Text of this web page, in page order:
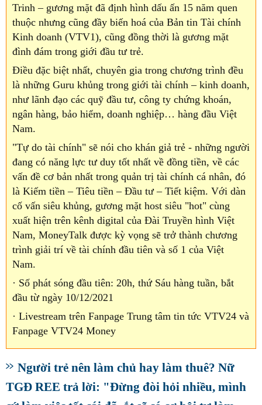
Trinh – gương mặt đã định hình dấu ấn 15 năm quen
thuộc nhưng cũng đầy biến hoá của Bản tin Tài chính
Kinh doanh (VTV1), cũng đồng thời là gương mặt
đình đám trong giới đầu tư trẻ.
Điều đặc biệt nhất, chuyên gia trong chương trình đều
là những Guru khủng trong giới tài chính – kinh doanh,
như lãnh đạo các quỹ đầu tư, công ty chứng khoán,
ngân hàng, bảo hiểm, doanh nghiệp… hàng đầu Việt
Nam.
"Tự do tài chính" sẽ nói cho khán giả trẻ - những người
đang có năng lực tư duy tốt nhất về đồng tiền, về các
vấn đề cơ bản nhất trong quản trị tài chính cá nhân, đó
là Kiếm tiền – Tiêu tiền – Đầu tư – Tiết kiệm. Với dàn
cố vấn siêu khủng, gương mặt host siêu "hot" cùng
xuất hiện trên kênh digital của Đài Truyền hình Việt
Nam, MoneyTalk được kỳ vọng sẽ trở thành chương
trình giải trí về tài chính đầu tiên và số 1 của Việt
Nam.
· Số phát sóng đầu tiên: 20h, thứ Sáu hàng tuần, bắt
đầu từ ngày 10/12/2021
· Livestream trên Fanpage Trung tâm tin tức VTV24 và
Fanpage VTV24 Money
Người trẻ nên làm chủ hay làm thuê? Nữ
TGĐ REE trả lời: "Đừng đòi hỏi nhiều, mình